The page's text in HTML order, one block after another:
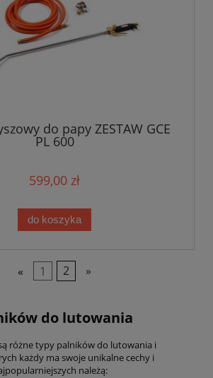
do papy ZESTAW GCE
PL 600
599,00 zł
do koszyka
« 1 2 »
do lutowania
różne typy palników do lutowania i
każdy ma swoje unikalne cechy i
należą: